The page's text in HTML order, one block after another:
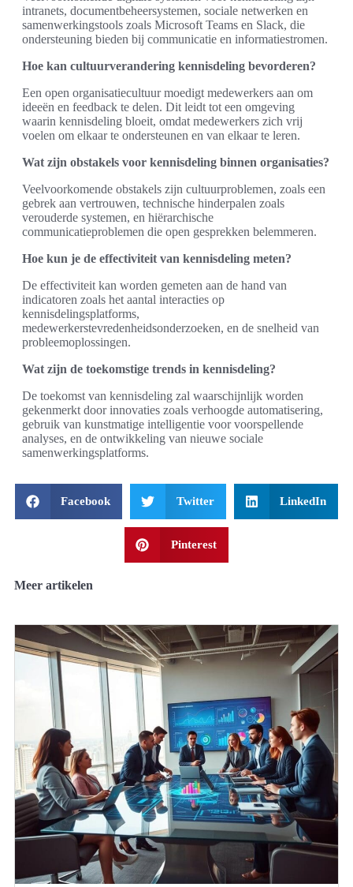
intranets, documentbeheersystemen, sociale netwerken en
samenwerkingstools zoals Microsoft Teams en Slack, die
ondersteuning bieden bij communicatie en informatiestromen.
Hoe kan cultuurverandering kennisdeling bevorderen?
Een open organisatiecultuur moedigt medewerkers aan om
ideeën en feedback te delen. Dit leidt tot een omgeving
waarin kennisdeling bloeit, omdat medewerkers zich vrij
voelen om elkaar te ondersteunen en van elkaar te leren.
Wat zijn obstakels voor kennisdeling binnen organisaties?
Veelvoorkomende obstakels zijn cultuurproblemen, zoals een
gebrek aan vertrouwen, technische hinderpalen zoals
verouderde systemen, en hiërarchische
communicatieproblemen die open gesprekken belemmeren.
Hoe kun je de effectiviteit van kennisdeling meten?
De effectiviteit kan worden gemeten aan de hand van
indicatoren zoals het aantal interacties op
kennisdelingsplatforms,
medewerkerstevredenheidsonderzoeken, en de snelheid van
probleemoplossingen.
Wat zijn de toekomstige trends in kennisdeling?
De toekomst van kennisdeling zal waarschijnlijk worden
gekenmerkt door innovaties zoals verhoogde automatisering,
gebruik van kunstmatige intelligentie voor voorspellende
analyses, en de ontwikkeling van nieuwe sociale
samenwerkingsplatforms.
Facebook Twitter LinkedIn
Pinterest
Meer artikelen